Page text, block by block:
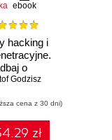
ebook
hacking i
o
Godzisz
cena z 30 dni)
zł